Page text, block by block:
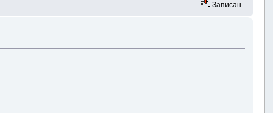
Записан